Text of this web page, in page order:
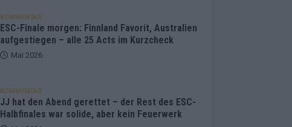
KOMMENTAR
ESC-Finale morgen: Finnland Favorit, Australien
aufgestiegen – alle 25 Acts im Kurzcheck
Mai 2026
KOMMENTAR
JJ hat den Abend gerettet – der Rest des ESC-
Halbfinales war solide, aber kein Feuerwerk